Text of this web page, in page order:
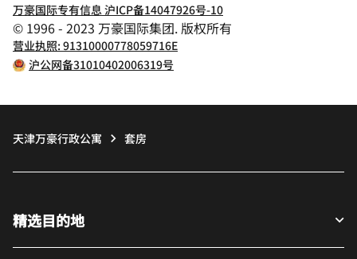
万豪国际专有信息 沪ICP备14047926号-10
© 1996 - 2023 万豪国际集团. 版权所有
营业执照: 91310000778059716E
沪公网备31010402006319号
天津万豪行政公寓 套房
精选目的地